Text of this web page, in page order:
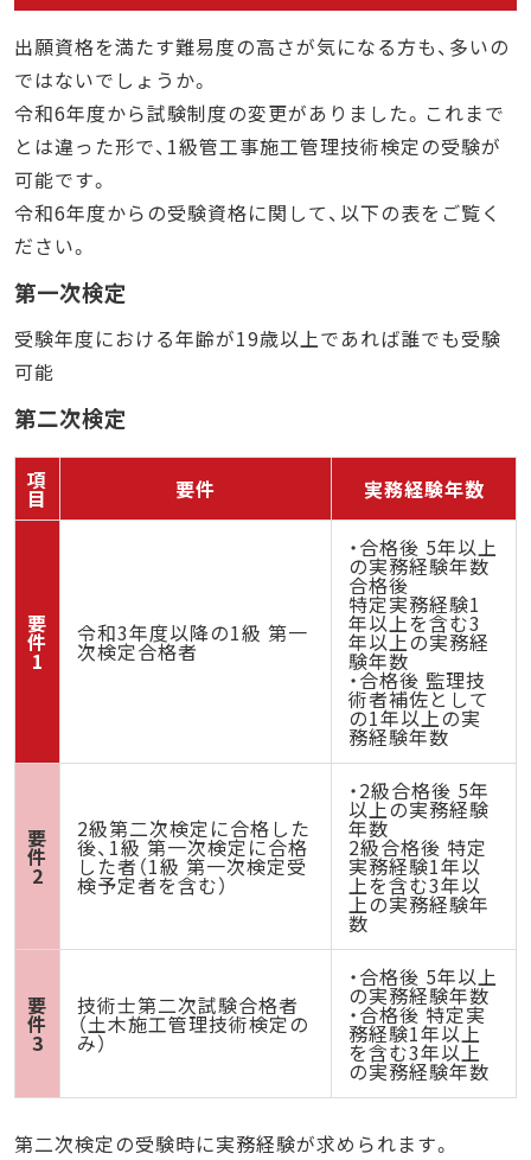
出願資格を満たす難易度の高さが気になる方も、多いの
ではないでしょうか。
令和6年度から試験制度の変更がありました。これまで
とは違った形で、1級管工事施工管理技術検定の受験が
可能です。
令和6年度からの受験資格に関して、以下の表をご覧く
ださい。
第一次検定
受験年度における年齢が19歳以上であれば誰でも受験
可能
第二次検定
項
目 要件 実務経験年数
要
件
1
令和3年度以降の1級 第一
次検定合格者
・合格後 5年以上
の実務経験年数
合格後
特定実務経験1
年以上を含む3
年以上の実務経
験年数
・合格後 監理技
術者補佐として
の1年以上の実
務経験年数
要
件
2
2級第二次検定に合格した
後、1級 第一次検定に合格
した者（1級 第一次検定受
検予定者を含む）
・2級合格後 5年
以上の実務経験
年数
2級合格後 特定
実務経験1年以
上を含む3年以
上の実務経験年
数
要
件
3
技術士第二次試験合格者
（土木施工管理技術検定の
み）
・合格後 5年以上
の実務経験年数
・合格後 特定実
務経験1年以上
を含む3年以上
の実務経験年数
第二次検定の受験時に実務経験が求められます。